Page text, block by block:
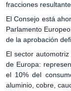
fracciones
El Consejo está
Parlamento
de la aprobación
El sector automotriz
de Europa:
el 10% del
aluminio, cobre,